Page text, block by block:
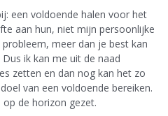
een voldoende halen voor het
aan hun, niet mijn persoonlijke
meer dan je best kan
ik kan me uit de naad
zetten en dan nog kan het zo
van een voldoende bereiken.
de horizon gezet.